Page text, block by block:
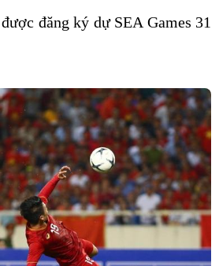
được đăng ký dự SEA Games 31